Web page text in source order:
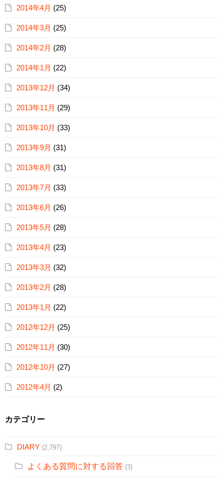
2014年4月 (25)
2014年3月 (25)
2014年2月 (28)
2014年1月 (22)
2013年12月 (34)
2013年11月 (29)
2013年10月 (33)
2013年9月 (31)
2013年8月 (31)
2013年7月 (33)
2013年6月 (26)
2013年5月 (28)
2013年4月 (23)
2013年3月 (32)
2013年2月 (28)
2013年1月 (22)
2012年12月 (25)
2012年11月 (30)
2012年10月 (27)
2012年4月 (2)
カテゴリー
DIARY (2,797)
よくある質問に対する回答 (3)